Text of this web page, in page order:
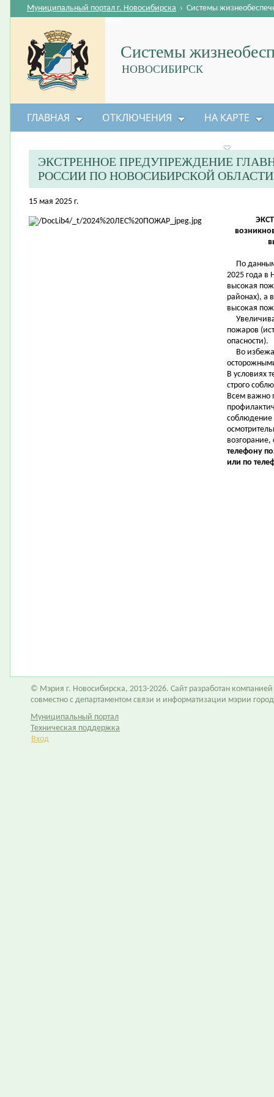
Системы
НОВОСИБИРСК
Муниципальный портал г. Новосибирска › Системы
ГЛАВНАЯ ОТКЛЮЧЕНИЯ НА КАРТЕ
ЭКСТРЕННОЕ ПРЕДУПРЕЖДЕНИЕ
РОССИИ ПО НОВОСИБИРСКОЙ ОБЛАСТИ
15 мая 2025 г.
По данным
2025 года в
высокая
районах), а
высокая
пожаров
опасности).
Во
В условиях
строго
Всем важно
соблюдение
телефону
или по
© Мэрия г. Новосибирска, 2013-2026. Сайт разработан компанией
совместно с департаментом связи и информатизации мэрии
Муниципальный портал
Техническая поддержка
Вход